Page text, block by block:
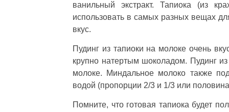
ванильный экстракт. Тапиока (из
использовать в самых разных вещах
вкус.
Пудинг из тапиоки на молоке очень
крупно натертым шоколадом. Пудинг
молоке. Миндальное молоко также
водой (пропорции 2/3 и 1/3 или
Помните, что готовая тапиока будет